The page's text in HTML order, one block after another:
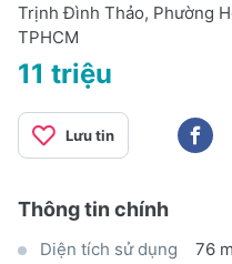
Trịnh Đình Thảo, Phường
TPHCM
11 triệu
Lưu tin
Thông tin chính
Diện tích sử dụng 76 m